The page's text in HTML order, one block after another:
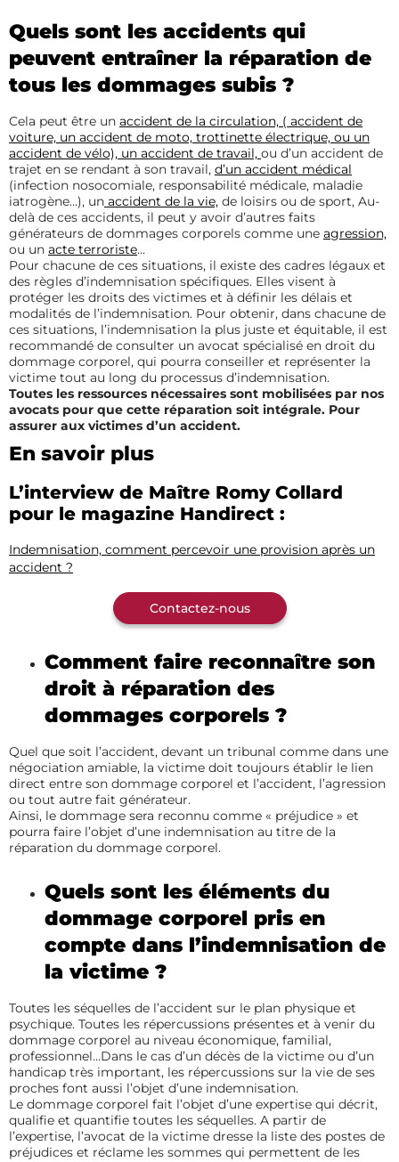
Quels sont les accidents qui
peuvent entraîner la réparation de
tous les dommages subis ?
Cela peut être un accident de la circulation, ( accident de
voiture, un accident de moto, trottinette électrique, ou un
accident de vélo), un accident de travail, ou d’un accident de
trajet en se rendant à son travail, d’un accident médical
(infection nosocomiale, responsabilité médicale, maladie
iatrogène…), un accident de la vie, de loisirs ou de sport, Au-
delà de ces accidents, il peut y avoir d’autres faits
générateurs de dommages corporels comme une agression,
ou un acte terroriste…
Pour chacune de ces situations, il existe des cadres légaux et
des règles d’indemnisation spécifiques. Elles visent à
protéger les droits des victimes et à définir les délais et
modalités de l’indemnisation. Pour obtenir, dans chacune de
ces situations, l’indemnisation la plus juste et équitable, il est
recommandé de consulter un avocat spécialisé en droit du
dommage corporel, qui pourra conseiller et représenter la
victime tout au long du processus d’indemnisation.
Toutes les ressources nécessaires sont mobilisées par nos
avocats pour que cette réparation soit intégrale. Pour
assurer aux victimes d’un accident.
En savoir plus
L’interview de Maître Romy Collard
pour le magazine Handirect :
Indemnisation, comment percevoir une provision après un
accident ?
Contactez-nous
Comment faire reconnaître son
droit à réparation des
dommages corporels ?
Quel que soit l’accident, devant un tribunal comme dans une
négociation amiable, la victime doit toujours établir le lien
direct entre son dommage corporel et l’accident, l’agression
ou tout autre fait générateur.
Ainsi, le dommage sera reconnu comme « préjudice » et
pourra faire l’objet d’une indemnisation au titre de la
réparation du dommage corporel.
Quels sont les éléments du
dommage corporel pris en
compte dans l’indemnisation de
la victime ?
Toutes les séquelles de l’accident sur le plan physique et
psychique. Toutes les répercussions présentes et à venir du
dommage corporel au niveau économique, familial,
professionnel…Dans le cas d’un décès de la victime ou d’un
handicap très important, les répercussions sur la vie de ses
proches font aussi l’objet d’une indemnisation.
Le dommage corporel fait l’objet d’une expertise qui décrit,
qualifie et quantifie toutes les séquelles. A partir de
l’expertise, l’avocat de la victime dresse la liste des postes de
préjudices et réclame les sommes qui permettent de les